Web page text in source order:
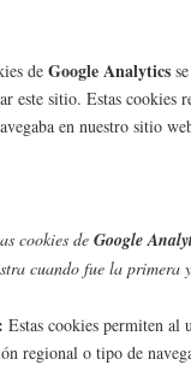
de Google Analytics
este sitio. Estas
en nuestro sitio
cookies de Google
cuando fue la primera
Estas cookies permiten al
regional o tipo de